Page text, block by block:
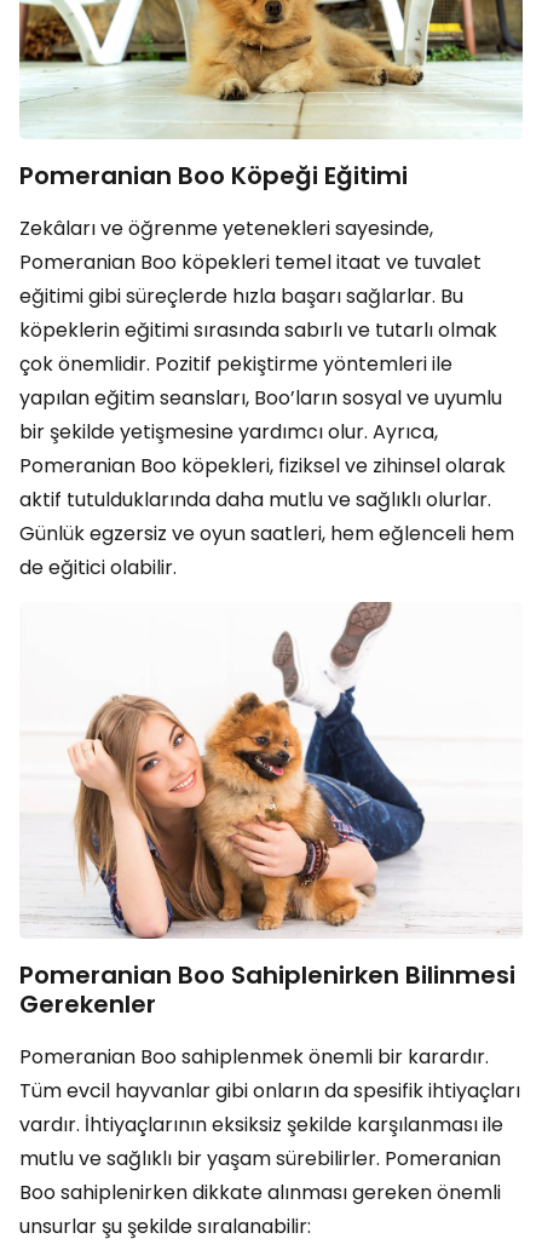
Pomeranian Boo Köpeği Eğitimi
Zekâları ve öğrenme yetenekleri sayesinde,
Pomeranian Boo köpekleri temel itaat ve tuvalet
eğitimi gibi süreçlerde hızla başarı sağlarlar. Bu
köpeklerin eğitimi sırasında sabırlı ve tutarlı olmak
çok önemlidir. Pozitif pekiştirme yöntemleri ile
yapılan eğitim seansları, Boo’ların sosyal ve uyumlu
bir şekilde yetişmesine yardımcı olur. Ayrıca,
Pomeranian Boo köpekleri, fiziksel ve zihinsel olarak
aktif tutulduklarında daha mutlu ve sağlıklı olurlar.
Günlük egzersiz ve oyun saatleri, hem eğlenceli hem
de eğitici olabilir.
Pomeranian Boo Sahiplenirken Bilinmesi
Gerekenler
Pomeranian Boo sahiplenmek önemli bir karardır.
Tüm evcil hayvanlar gibi onların da spesifik ihtiyaçları
vardır. İhtiyaçlarının eksiksiz şekilde karşılanması ile
mutlu ve sağlıklı bir yaşam sürebilirler. Pomeranian
Boo sahiplenirken dikkate alınması gereken önemli
unsurlar şu şekilde sıralanabilir: